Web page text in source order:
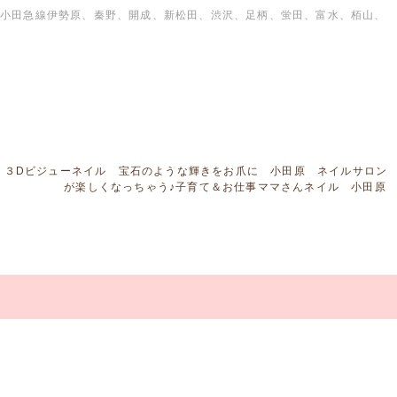
小田急線伊勢原、秦野、開成、新松田、渋沢、足柄、蛍田、富水、栢山、
３Dビジューネイル 宝石のような輝きをお爪に 小田原 ネイルサロン
が楽しくなっちゃう♪子育て＆お仕事ママさんネイル 小田